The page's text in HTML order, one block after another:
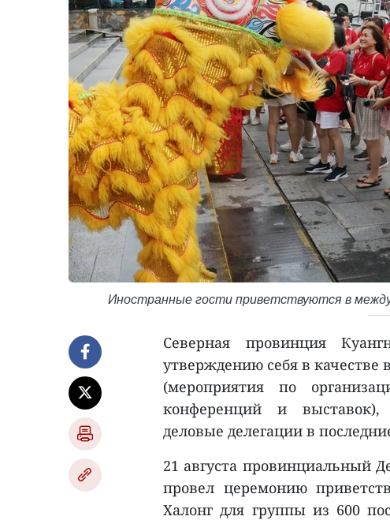
Иностранные гости приветствуются в
Северная провинция
утверждению себя в качестве
(мероприятия по
конференций и
деловые делегации в
21 августа провинциальный
провел церемонию
Халонг для группы из 600